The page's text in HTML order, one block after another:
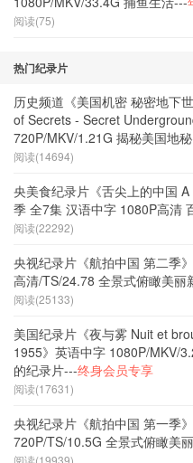
阅读(75)
热门纪录片
历史频道《美国机密 秘密地下
of Secrets - Secret
720P/MKV/1.21G 揭秘美国地
阅读(14694)
央美食纪录片《舌尖上的中国
季 全7集 汉语中字 1080P高清
阅读(22292)
央视纪录片《航拍中国 第二季
高清/TS/24.78 全景式俯瞰美丽
阅读(25133)
美国纪录片《夜与雾 Nuit et
1955》英语中字 1080P/MKV/
的纪录片---终身会员专享
阅读(17631)
央视纪录片《航拍中国 第一季
720P/TS/10.5G 全景式俯瞰美
阅读(19939)